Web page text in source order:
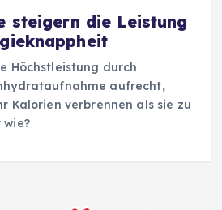
steigern die Leistung
Höchstleistung durch
aufrecht,
Kalorien verbrennen als sie zu
wie?